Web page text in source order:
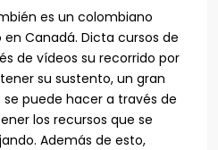
es un colombiano
Canadá. Dicta cursos de
de vídeos su recorrido por
su sustento, un gran
puede hacer a través de
los recursos que se
Además de esto,